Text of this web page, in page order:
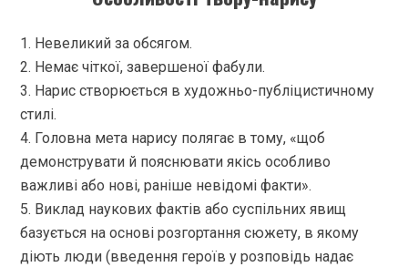
1. Невеликий за обсягом.
2. Немає чіткої, завершеної фабули.
3. Нарис створюється в художньо-публіцистичному
стилі.
4. Головна мета нарису полягає в тому, «щоб
демонструвати й пояснювати якісь особливо
важливі або нові, раніше невідомі факти».
5. Виклад наукових фактів або суспільних явищ
базується на основі розгортання сюжету, в якому
діють люди (введення героїв у розповідь надає